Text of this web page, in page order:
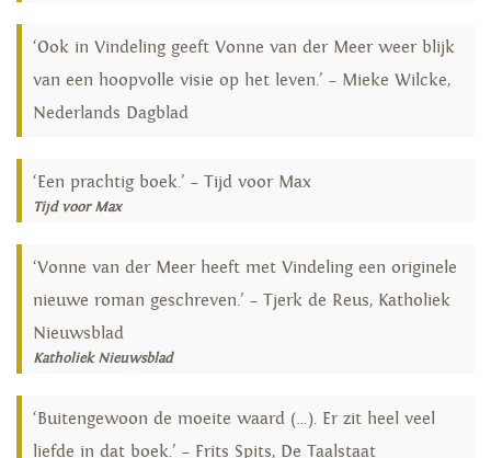
‘Ook in Vindeling geeft Vonne van der Meer weer blijk
van een hoopvolle visie op het leven.’ – Mieke Wilcke,
Nederlands Dagblad
‘Een prachtig boek.’ – Tijd voor Max
Tijd voor Max
‘Vonne van der Meer heeft met Vindeling een originele
nieuwe roman geschreven.’ – Tjerk de Reus, Katholiek
Nieuwsblad
Katholiek Nieuwsblad
‘Buitengewoon de moeite waard (…). Er zit heel veel
liefde in dat boek.’ – Frits Spits, De Taalstaat